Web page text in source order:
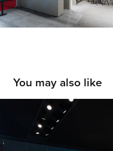
You may also like
DITRE ITALIA
2017